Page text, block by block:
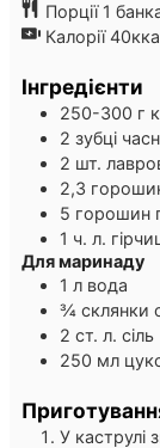
Порції 1
Калорії40
Інгредієнти
250-300 г
2 зубці
2 шт.
2,3
5 горошин
1 ч. л.
Для маринаду
1 л вода
¾ склянки
2 ст. л. сіль
250 мл
У каструлі